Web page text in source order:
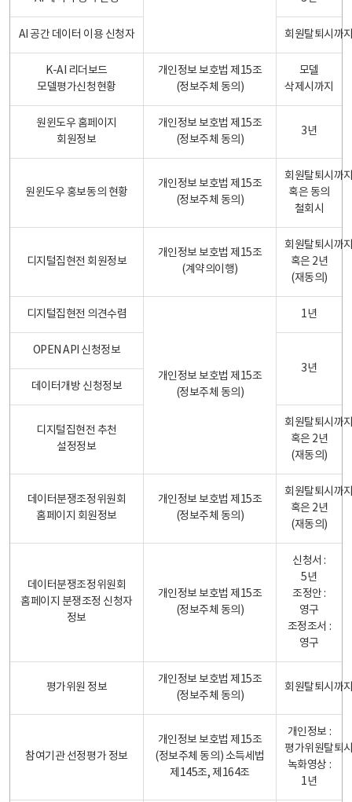
AI 공간 데이터 이용 신청자 회원탈퇴시까
K-AI 리더보드
모델평가신청현황
개인정보 보호법 제15조
(정보주체 동의)
모델
삭제시까지
원윈도우 홈페이지
회원정보
개인정보 보호법 제15조
(정보주체 동의)
3년
원윈도우 홍보동의 현황
개인정보 보호법 제15조
(정보주체 동의)
회원탈퇴시까
혹은 동의
철회시
디지털집현전 회원정보
개인정보 보호법 제15조
(계약의이행)
회원탈퇴시까
혹은 2년
(재동의)
디지털집현전 의견수렴
개인정보 보호법 제15조
(정보주체 동의)
1년
OPEN API 신청정보
3년
데이터개방 신청정보
디지털집현전 추천
설정정보
회원탈퇴시까
혹은 2년
(재동의)
데이터분쟁조정위원회
홈페이지 회원정보
개인정보 보호법 제15조
(정보주체 동의)
회원탈퇴시까
혹은 2년
(재동의)
데이터분쟁조정위원회
홈페이지 분쟁조정 신청자
정보
개인정보 보호법 제15조
(정보주체 동의)
신청서 :
5년
조정안 :
영구
조정조서 :
영구
평가위원 정보
개인정보 보호법 제15조
(정보주체 동의)
회원탈퇴시까
참여기관 선정평가 정보
개인정보 보호법 제15조
(정보주체 동의) 소득세법
제145조, 제164조
개인정보 :
평가위원탈퇴
녹화영상 :
1년